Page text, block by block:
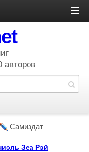
авторов
Самиздат
Зеа Рэй